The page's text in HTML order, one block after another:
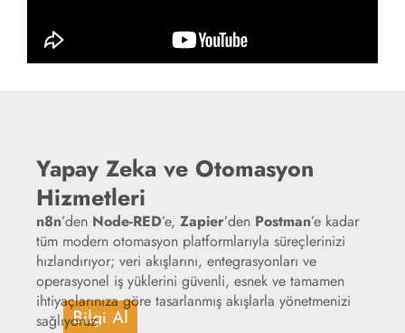
Yapay Zeka ve Otomasyon
Hizmetleri
n8n’den Node-RED’e, Zapier’den Postman’e kadar
tüm modern otomasyon platformlarıyla süreçlerinizi
hızlandırıyor; veri akışlarını, entegrasyonları ve
operasyonel iş yüklerini güvenli, esnek ve tamamen
ihtiyaçlarınıza göre tasarlanmış akışlarla yönetmenizi
sağlıyoruz.Bilgi Al